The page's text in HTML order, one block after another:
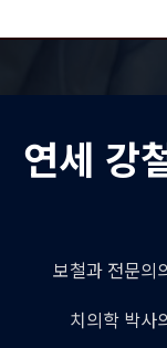
연세 강
보철과 전문의
치의학 박사